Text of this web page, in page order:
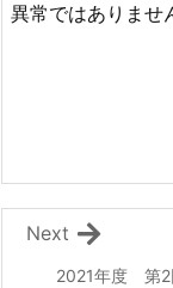
異常ではありませ
2021年度 第2
Next